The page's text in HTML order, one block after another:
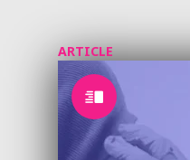
ARTICLE